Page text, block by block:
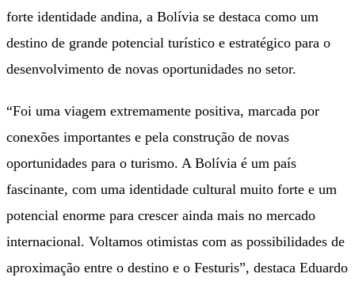
forte identidade andina, a Bolívia se destaca como um
destino de grande potencial turístico e estratégico para o
desenvolvimento de novas oportunidades no setor.
“Foi uma viagem extremamente positiva, marcada por
conexões importantes e pela construção de novas
oportunidades para o turismo. A Bolívia é um país
fascinante, com uma identidade cultural muito forte e um
potencial enorme para crescer ainda mais no mercado
internacional. Voltamos otimistas com as possibilidades de
aproximação entre o destino e o Festuris”, destaca Eduardo